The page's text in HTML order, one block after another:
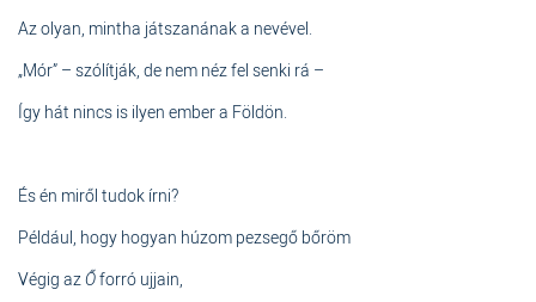
Az olyan, mintha játszanának a nevével.
„Mór” – szólítják, de nem néz fel senki rá –
Így hát nincs is ilyen ember a Földön.
És én miről tudok írni?
Például, hogy hogyan húzom pezsegő bőröm
Végig azŐforró ujjain,